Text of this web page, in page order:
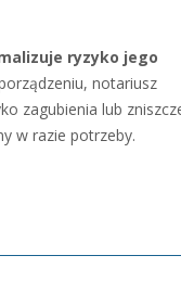
ryzyko jego
notariusz
zagubienia lub
w razie potrzeby.